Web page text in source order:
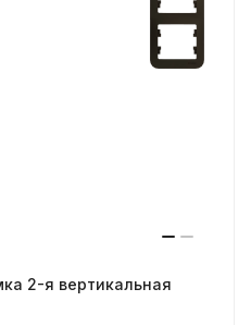
2-я вертикальная